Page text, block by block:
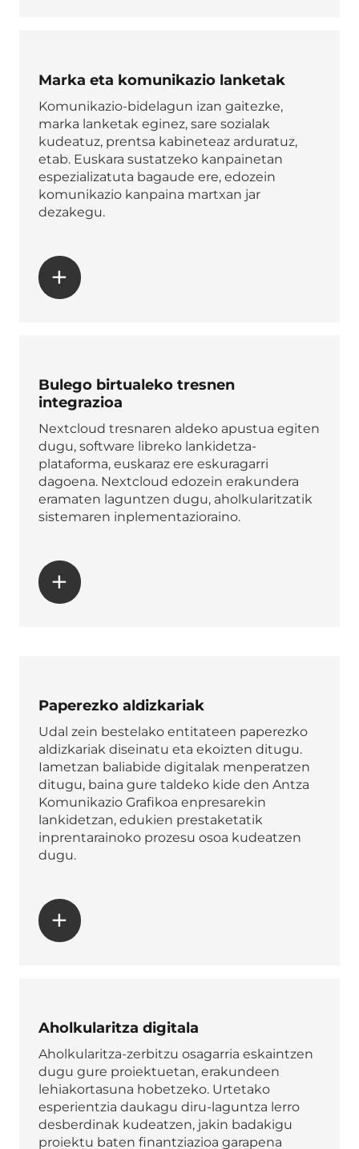
Marka eta komunikazio lanketak
Komunikazio-bidelagun izan gaitezke,
marka lanketak eginez, sare sozialak
kudeatuz, prentsa kabineteaz arduratuz,
etab. Euskara sustatzeko kanpainetan
espezializatuta bagaude ere, edozein
komunikazio kanpaina martxan jar
dezakegu.
+
Bulego birtualeko tresnen
integrazioa
Nextcloud tresnaren aldeko apustua egiten
dugu, software libreko lankidetza-
plataforma, euskaraz ere eskuragarri
dagoena. Nextcloud edozein erakundera
eramaten laguntzen dugu, aholkularitzatik
sistemaren inplementazioraino.
+
Paperezko aldizkariak
Udal zein bestelako entitateen paperezko
aldizkariak diseinatu eta ekoizten ditugu.
Iametzan baliabide digitalak menperatzen
ditugu, baina gure taldeko kide den Antza
Komunikazio Grafikoa enpresarekin
lankidetzan, edukien prestaketatik
inprentarainoko prozesu osoa kudeatzen
dugu.
+
Aholkularitza digitala
Aholkularitza-zerbitzu osagarria eskaintzen
dugu gure proiektuetan, erakundeen
lehiakortasuna hobetzeko. Urtetako
esperientzia daukagu diru-laguntza lerro
desberdinak kudeatzen, jakin badakigu
proiektu baten finantziazioa garapena